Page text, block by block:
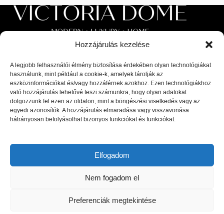
Hozzájárulás kezelése
A legjobb felhasználói élmény biztosítása érdekében olyan technológiákat
használunk, mint például a cookie-k, amelyek tárolják az
eszközinformációkat és/vagy hozzáférnek azokhoz. Ezen technológiákhoz
való hozzájárulás lehetővé teszi számunkra, hogy olyan adatokat
dolgozzunk fel ezen az oldalon, mint a böngészési viselkedés vagy az
egyedi azonosítók. A hozzájárulás elmaradása vagy visszavonása
hátrányosan befolyásolhat bizonyos funkciókat és funkciókat.
Elfogadom
Nem fogadom el
Preferenciák megtekintése
Luxus beltéri és kültéri bútorok, valamint magas minőségű
kiegészítők a lakberendezési piac legnagyobb kiválóságaitól: olasz,
spanyol, portugál és skandináv dizájnerek díjnyertes termékei, a
legfrissebb trendeket követő bútorok és designer dekor tárgyak.
Email: hello@victoriadome.com